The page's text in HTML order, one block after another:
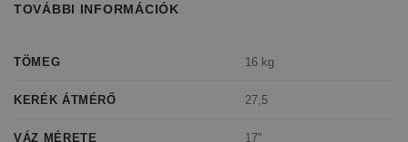
TOVÁBBI INFORMÁCIÓK
TÖMEG 16 kg
KERÉK ÁTMÉRŐ 27,5
VÁZ MÉRETE 17"